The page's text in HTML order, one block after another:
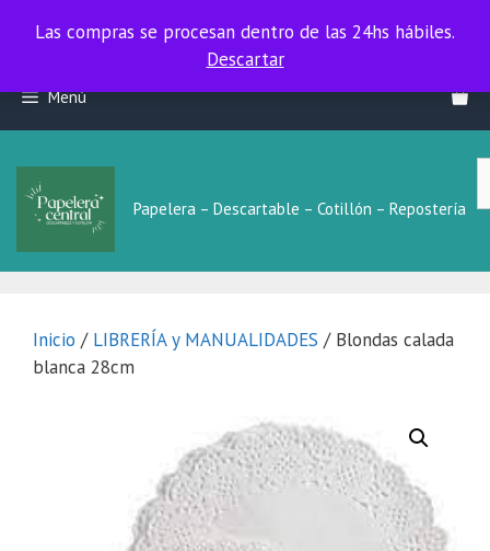
Las compras se procesan dentro de las 24hs hábiles.
Las compras se procesan dentro de las 24hs hábiles.
Descartar
contenido
Menú
Papelera – Descartable – Cotillón – Repostería
Inicio / LIBRERÍA y MANUALIDADES / Blondas calada
blanca 28cm